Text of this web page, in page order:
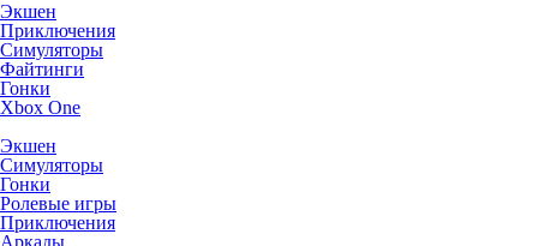
Экшен
Приключения
Симуляторы
Файтинги
Гонки
Xbox One
Экшен
Симуляторы
Гонки
Ролевые игры
Приключения
Аркады